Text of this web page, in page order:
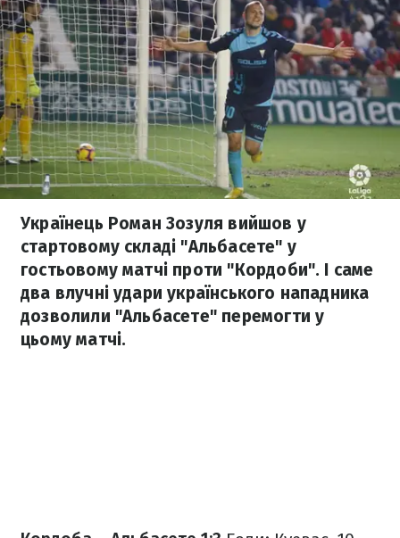
Українець Роман Зозуля вийшов у
стартовому складі "Альбасете" у
гостьовому матчі проти "Кордоби". І саме
два влучні удари українського нападника
дозволили "Альбасете" перемогти у
цьому матчі.